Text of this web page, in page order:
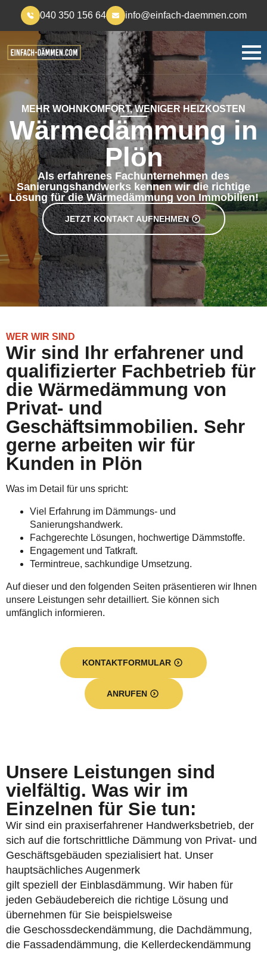
040 350 156 64 info@einfach-daemmen.com
MEHR WOHNKOMFORT, WENIGER HEIZKOSTEN
Wärmedämmung in
Plön
Als erfahrenes Fachunternehmen des
Sanierungshandwerks kennen wir die richtige
Lösung für die Wärmedämmung von Immobilien!
JETZT KONTAKT AUFNEHMEN
WER WIR SIND
Wir sind Ihr erfahrener und
qualifizierter Fachbetrieb für
die Wärmedämmung von
Privat- und
Geschäftsimmobilien. Sehr
gerne arbeiten wir für
Kunden in Plön
Was im Detail für uns spricht:
Viel Erfahrung im Dämmungs- und
Sanierungshandwerk.
Fachgerechte Lösungen, hochwertige Dämmstoffe.
Engagement und Tatkraft.
Termintreue, sachkundige Umsetzung.
Auf dieser und den folgenden Seiten präsentieren wir Ihnen
unsere Leistungen sehr detailliert. Sie können sich
umfänglich informieren.
KONTAKTFORMULAR
ANRUFEN
Unsere Leistungen sind
vielfältig. Was wir im
Einzelnen für Sie tun:
Wir sind ein praxiserfahrener Handwerksbetrieb, der
sich auf die fortschrittliche Dämmung von Privat- und
Geschäftsgebäuden spezialisiert hat. Unser
hauptsächliches Augenmerk
gilt speziell der Einblasdämmung. Wir haben für
jeden Gebäudebereich die richtige Lösung und
übernehmen für Sie beispielsweise
die Geschossdeckendämmung, die Dachdämmung,
die Fassadendämmung, die Kellerdeckendämmung